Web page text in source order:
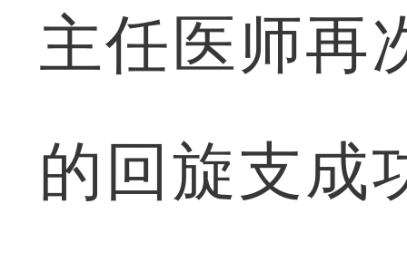
主任医师再
的回旋支成